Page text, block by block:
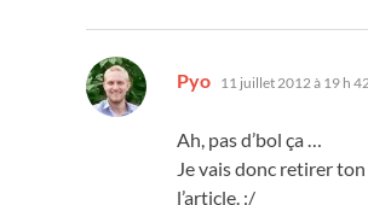
Pyo dit :
11 juillet 2012 à 19 h
Ah, pas d’bol ça …
Je vais donc retirer
l’article. :/